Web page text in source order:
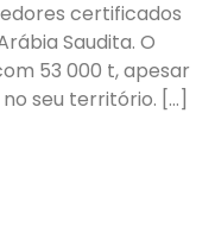
certificados
Saudita. O
53 000 t, apesar
seu território. […]